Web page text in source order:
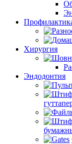
Хирургия
Эндодонтия